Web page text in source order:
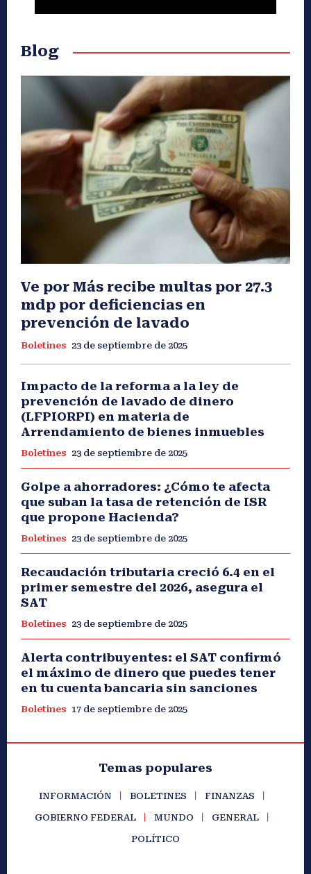
Blog
Ve por Más recibe multas por 27.3
mdp por deficiencias en
prevención de lavado
Boletines 23 de septiembre de 2025
Impacto de la reforma a la ley de
prevención de lavado de dinero
(LFPIORPI) en materia de
Arrendamiento de bienes inmuebles
Boletines 23 de septiembre de 2025
Golpe a ahorradores: ¿Cómo te afecta
que suban la tasa de retención de ISR
que propone Hacienda?
Boletines 23 de septiembre de 2025
Recaudación tributaria creció 6.4 en el
primer semestre del 2026, asegura el
SAT
Boletines 23 de septiembre de 2025
Alerta contribuyentes: el SAT confirmó
el máximo de dinero que puedes tener
en tu cuenta bancaria sin sanciones
Boletines 17 de septiembre de 2025
Temas populares
INFORMACIÓN BOLETINES FINANZAS
GOBIERNO FEDERAL MUNDO GENERAL
POLÍTICO